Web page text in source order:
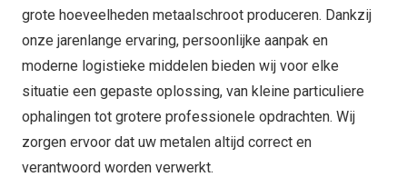
grote hoeveelheden metaalschroot produceren. Dankzij
onze jarenlange ervaring, persoonlijke aanpak en
moderne logistieke middelen bieden wij voor elke
situatie een gepaste oplossing, van kleine particuliere
ophalingen tot grotere professionele opdrachten. Wij
zorgen ervoor dat uw metalen altijd correct en
verantwoord worden verwerkt.